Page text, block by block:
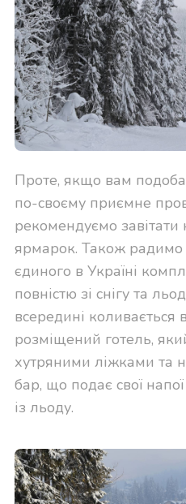
Проте, якщо вам
по-своєму приємне
рекомендуємо
ярмарок. Також радимо
єдиного в Україні
повністю зі снігу та
всередині коливається
розміщений готель,
хутряними ліжками та
бар, що подає свої
із льоду.